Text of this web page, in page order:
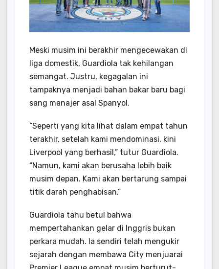
Meski musim ini berakhir mengecewakan di
liga domestik, Guardiola tak kehilangan
semangat. Justru, kegagalan ini
tampaknya menjadi bahan bakar baru bagi
sang manajer asal Spanyol.
“Seperti yang kita lihat dalam empat tahun
terakhir, setelah kami mendominasi, kini
Liverpool yang berhasil,” tutur Guardiola.
“Namun, kami akan berusaha lebih baik
musim depan. Kami akan bertarung sampai
titik darah penghabisan.”
Guardiola tahu betul bahwa
mempertahankan gelar di Inggris bukan
perkara mudah. Ia sendiri telah mengukir
sejarah dengan membawa City menjuarai